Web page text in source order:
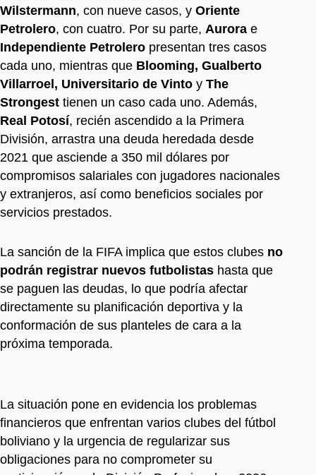
Wilstermann, con nueve casos, y Oriente
Petrolero, con cuatro. Por su parte, Aurora e
Independiente Petrolero presentan tres casos
cada uno, mientras que Blooming, Gualberto
Villarroel, Universitario de Vinto y The
Strongest tienen un caso cada uno. Además,
Real Potosí, recién ascendido a la Primera
División, arrastra una deuda heredada desde
2021 que asciende a 350 mil dólares por
compromisos salariales con jugadores nacionales
y extranjeros, así como beneficios sociales por
servicios prestados.
La sanción de la FIFA implica que estos clubes no
podrán registrar nuevos futbolistas hasta que
se paguen las deudas, lo que podría afectar
directamente su planificación deportiva y la
conformación de sus planteles de cara a la
próxima temporada.
La situación pone en evidencia los problemas
financieros que enfrentan varios clubes del fútbol
boliviano y la urgencia de regularizar sus
obligaciones para no comprometer su